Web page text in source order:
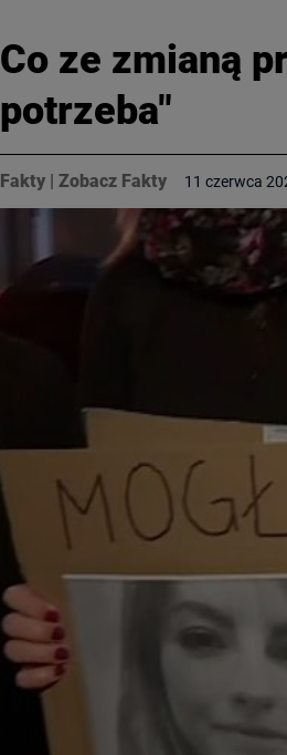
Co ze zmianą
potrzeba"
Fakty | Zobacz Fakty 11 czerwca